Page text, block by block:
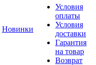
Новинки
Условия
оплаты
Условия
доставки
Гарантия
на товар
Возврат